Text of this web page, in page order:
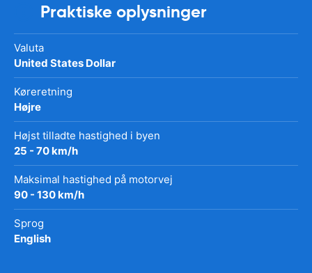
Praktiske oplysninger
Valuta
United States Dollar
Køreretning
Højre
Højst tilladte hastighed i byen
25 - 70 km/h
Maksimal hastighed på motorvej
90 - 130 km/h
Sprog
English